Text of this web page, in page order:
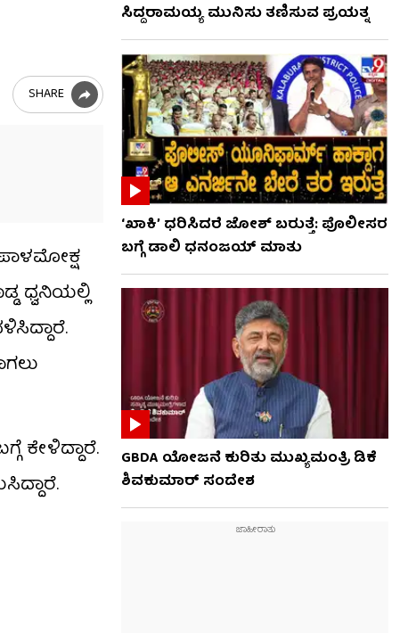
SHARE
ಧ್ವನಿಯಲ್ಲಿ
ಕೇಳಿದ್ದಾರೆ.
ಸಿದ್ದರಾಮಯ್ಯ ಮುನಿಸು ತಣಿಸುವ ಪ್ರಯತ್ನ
‘ಖಾಕಿ’ ಧರಿಸಿದರೆ ಜೋಶ್ ಬರುತ್ತೆ: ಪೊಲೀಸರ
ಬಗ್ಗೆ ಡಾಲಿ ಧನಂಜಯ್ ಮಾತು
GBDA ಯೋಜನೆ ಕುರಿತು ಮುಖ್ಯಮಂತ್ರಿ ಡಿಕೆ
ಶಿವಕುಮಾರ್ ಸಂದೇಶ